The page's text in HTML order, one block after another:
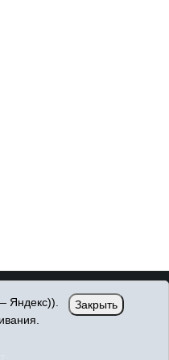
Яндекс)).
Закрыть